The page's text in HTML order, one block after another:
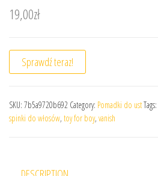
19,00zł
Sprawdź teraz!
SKU: 7b5a9720b692 Category: Pomadki do ustTags:
spinki do włosów, toy for boy, vanish